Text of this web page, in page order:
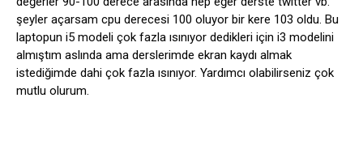
şeyler açarsam cpu derecesi 100 oluyor bir kere 103 oldu. Bu
laptopun i5 modeli çok fazla ısınıyor dedikleri için i3 modelini
almıştım aslında ama derslerimde ekran kaydı almak
istediğimde dahi çok fazla ısınıyor. Yardımcı olabilirseniz çok
mutlu olurum.